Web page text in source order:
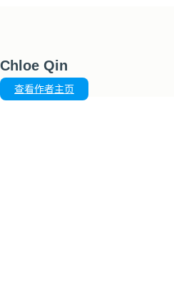
Chloe Qin
查看作者主页